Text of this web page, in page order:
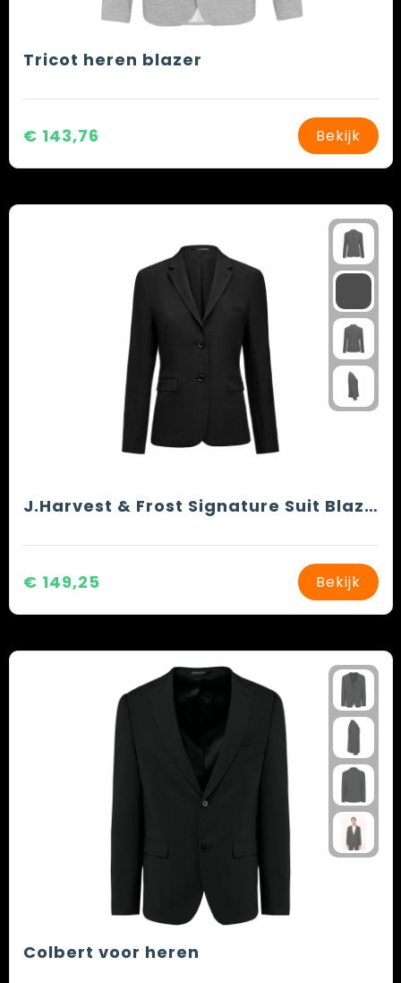
Tricot heren blazer
€ 143,76 Bekijk
J.Harvest & Frost Signature Suit Blazer Woman
€ 149,25 Bekijk
Colbert voor heren